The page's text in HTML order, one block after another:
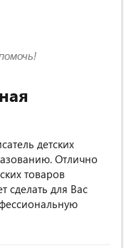
детских
Отлично
товаров
для Вас